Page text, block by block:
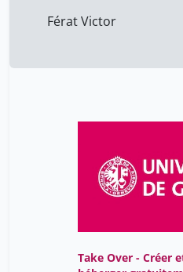
Férat Victor
Take Over - Créer